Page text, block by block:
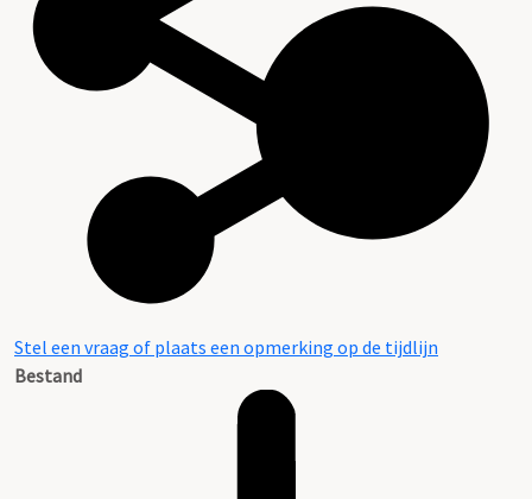
Stel een vraag of plaats een opmerking op de tijdlijn
Bestand